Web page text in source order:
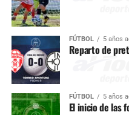
FÚTBOL 5 años
Reparto de
FÚTBOL 5 años
El inicio de las